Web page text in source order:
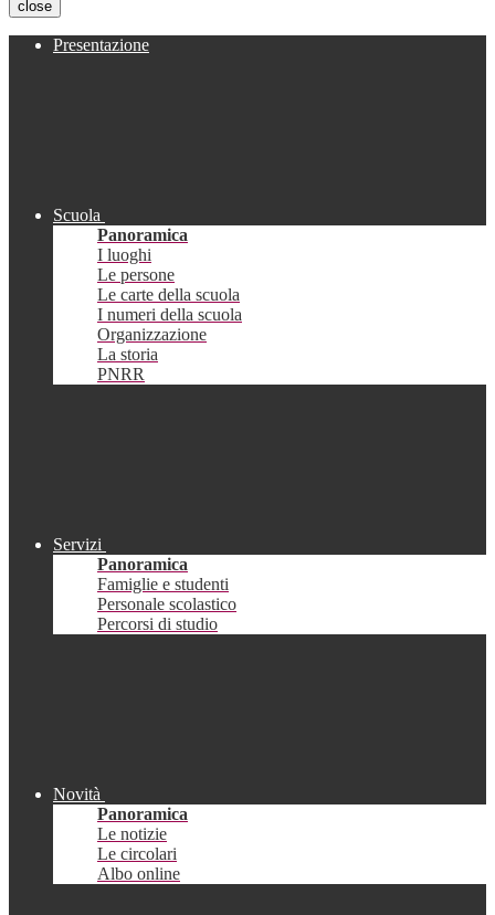
close
Presentazione
Scuola
Panoramica
I luoghi
Le persone
Le carte della scuola
I numeri della scuola
Organizzazione
La storia
PNRR
Servizi
Panoramica
Famiglie e studenti
Personale scolastico
Percorsi di studio
Novità
Panoramica
Le notizie
Le circolari
Albo online